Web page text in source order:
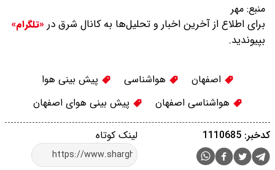
منبع: مهر
برای اطلاع از آخرین اخبار و تحلیل‌ها به کانال شرق در «تلگرام»
بپیوندید.
اصفهان هواشناسی
پیش بینی هوا
هواشناسی اصفهان
پیش بینی هوای اصفهان
لینک کوتاه کدخبر: 1110685